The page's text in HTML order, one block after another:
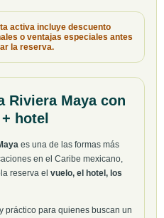
activa incluye descuento
o ventajas especiales antes
la reserva.
Riviera Maya con
hotel
es una de las formas más
en el Caribe mexicano,
reserva el vuelo, el hotel, los
práctico para quienes buscan un